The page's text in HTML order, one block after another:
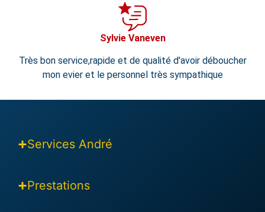
Sylvie Vaneven
Très bon service,rapide et de qualité d'avoir déboucher
mon evier et le personnel très sympathique
Services André
Prestations